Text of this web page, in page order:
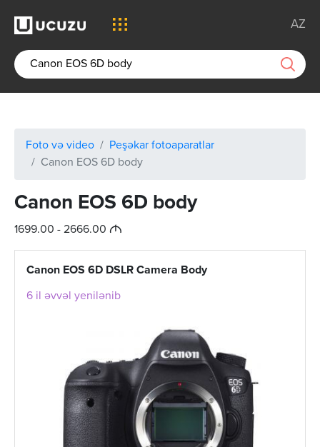
AZ
Foto və video
Peşəkar fotoaparatlar
Canon EOS 6D body
Canon EOS 6D body
1699.00 - 2666.00 M
Canon EOS 6D DSLR Camera Body
6 il əvvəl yenilənib